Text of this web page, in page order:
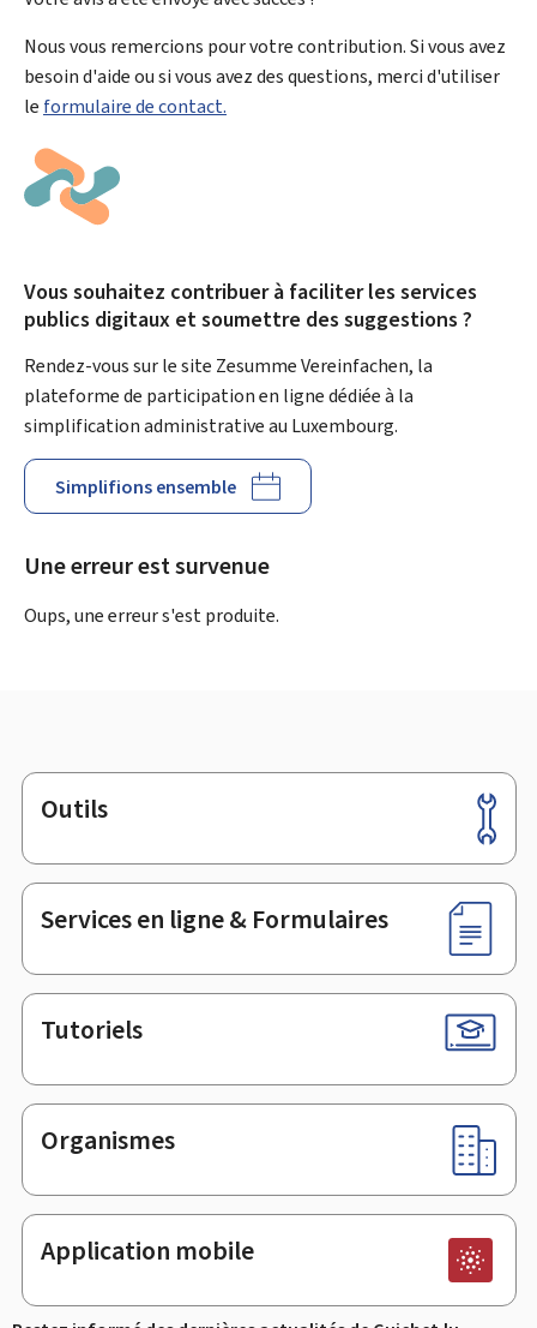
Nous vous remercions pour votre contribution. Si vous avez
besoin d'aide ou si vous avez des questions, merci d'utiliser
le formulaire de contact.
Vous souhaitez contribuer à faciliter les services
publics digitaux et soumettre des suggestions ?
Rendez-vous sur le site Zesumme Vereinfachen, la
plateforme de participation en ligne dédiée à la
simplification administrative au Luxembourg.
Simplifions ensemble
Une erreur est survenue
Oups, une erreur s'est produite.
Pied
de
page
Outils
Services en ligne & Formulaires
Tutoriels
Organismes
Application mobile